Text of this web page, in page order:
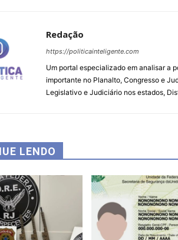
Redação
https://politicainteligente.com
Um portal especializado em analisar a
importante no Planalto, Congresso e
Legislativo e Judiciário nos estados,
LENDO